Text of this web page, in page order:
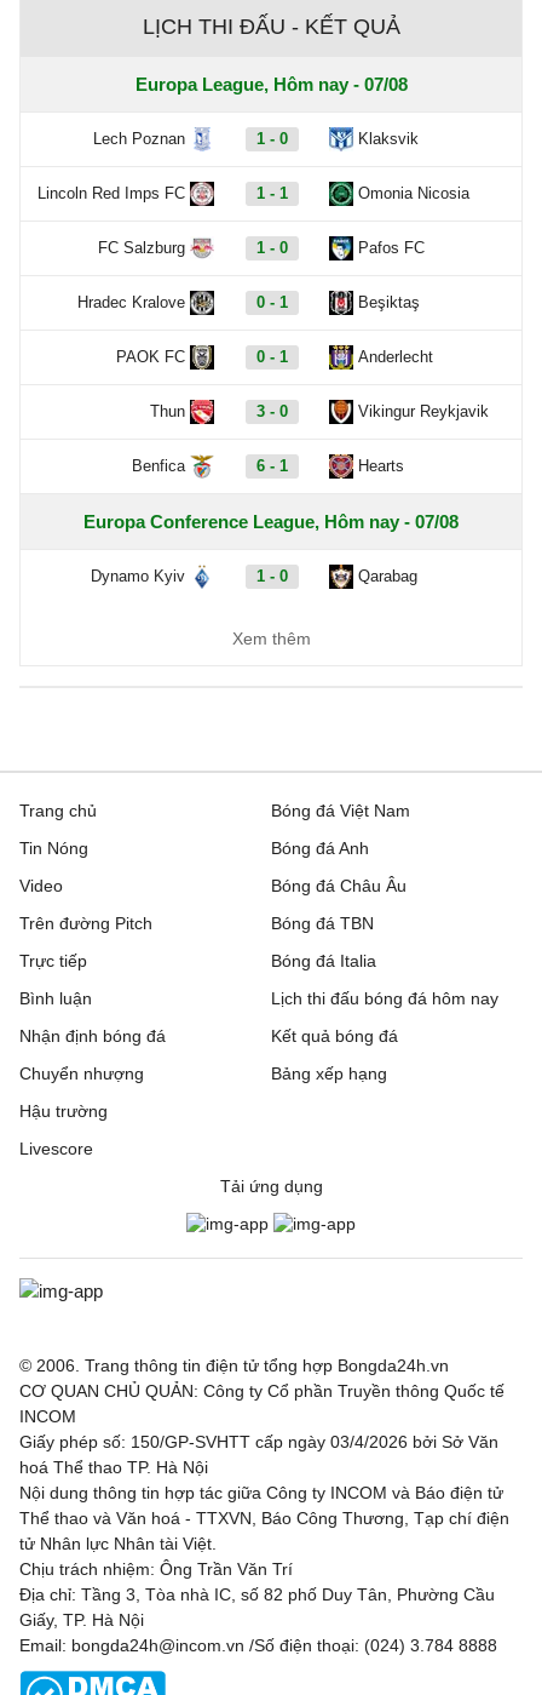
LỊCH THI ĐẤU - KẾT QUẢ
Europa League, Hôm nay - 07/08
Lech Poznan 1 - 0 Klaksvik
Lincoln Red Imps FC 1 - 1 Omonia Nicosia
FC Salzburg 1 - 0 Pafos FC
Hradec Kralove 0 - 1 Beşiktaş
PAOK FC 0 - 1 Anderlecht
Thun 3 - 0 Vikingur Reykjavik
Benfica 6 - 1 Hearts
Europa Conference League, Hôm nay - 07/08
Dynamo Kyiv 1 - 0 Qarabag
1 - 3
1 - 0 Gyori ETO
Rakow Czestochowa 0 - 0 Hammarby IF
Beitar Jerusalem 1 - 2 Austria Wien
FC Twente 6 - 0
DAC 1904 Dunajska
Hapoel Tel Aviv
3 - 1
Borac Banja Luka 1 - 0 Maxline Vitebsk
Valur 0 - 2 FC Nordsjaella
Bohemian FC
Rijeka 1 - 0 Ilves
Hibernian
Partizan Beograd 3 - 0 Tobol Kostanay
Tre Fiori
Xem thêm
Trang chủ
Tin Nóng
Video
Trên đường Pitch
Trực tiếp
Bóng đá Việt Nam
Bóng đá Anh
Bóng đá Châu Âu
Bóng đá TBN
Bóng đá Italia
Bình luận
Nhận định bóng đá
Chuyển nhượng
Hậu trường
Livescore
Lịch thi đấu bóng đá hôm nay
Kết quả bóng đá
Bảng xếp hạng
Tải ứng dụng
© 2006. Trang thông tin điện tử tổng hợp Bongda24h.vn
CƠ QUAN CHỦ QUẢN: Công ty Cổ phần Truyền thông Quốc tế
INCOM
Giấy phép số: 150/GP-SVHTT cấp ngày 03/4/2026 bởi Sở Văn
hoá Thể thao TP. Hà Nội
Nội dung thông tin hợp tác giữa Công ty INCOM và Báo điện tử
Thể thao và Văn hoá - TTXVN, Báo Công Thương, Tạp chí điện
tử Nhân lực Nhân tài Việt.
Chịu trách nhiệm: Ông Trần Văn Trí
Địa chỉ: Tầng 3, Tòa nhà IC, số 82 phố Duy Tân, Phường Cầu
Giấy, TP. Hà Nội
Email: bongda24h@incom.vn /Số điện thoại: (024) 3.784 8888